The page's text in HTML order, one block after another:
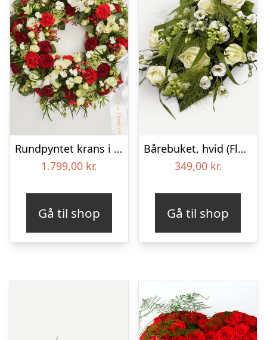
Rundpyntet krans i klassisk stil med bånd
1.799,00 kr.
Gå til shop
Bårebuket, hvid (Floristens kreative valg)
349,00 kr.
Gå til shop